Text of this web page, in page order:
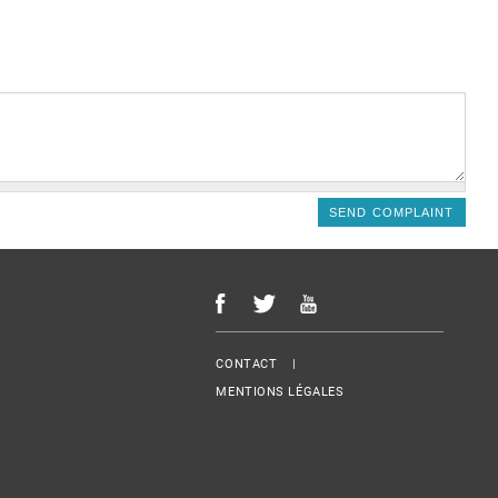
Menu Footer
CONTACT
MENTIONS LÉGALES